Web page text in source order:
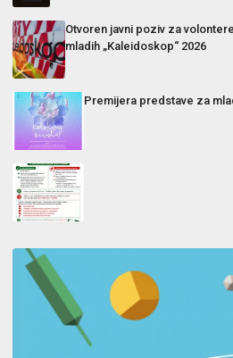
Otvoren javni poziv za
mladih „Kaleidoskop“ 2026
Premijera predstave za